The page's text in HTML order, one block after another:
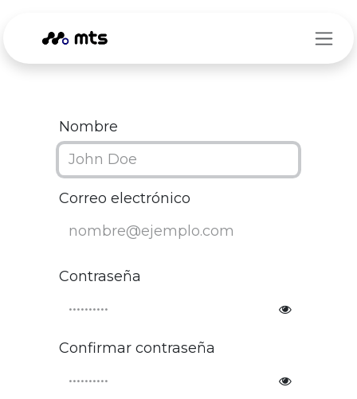
Nombre
Correo electrónico
Contraseña
Confirmar contraseña